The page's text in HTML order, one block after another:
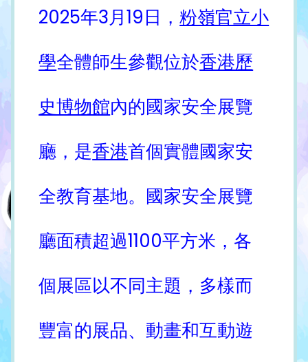
2025年3月19日，粉嶺官立小
學全體師生參觀位於香港歷
史博物館內的國家安全展覽
廳，是香港首個實體國家安
全教育基地。 國家安全展覽
廳面積超過1100平方米，各
個展區以不同主題，多樣而
豐富的展品、動畫和互動遊